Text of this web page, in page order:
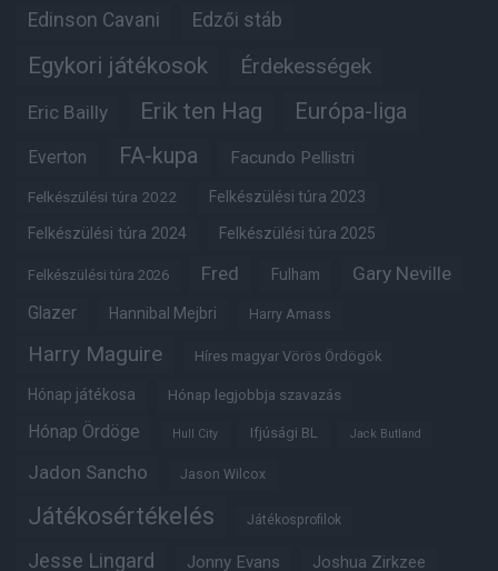
Edinson Cavani Edzői stáb
Egykori játékosok Érdekességek
Eric Bailly Erik ten Hag Európa-liga
Everton FA-kupa Facundo Pellistri
Felkészülési túra 2022 Felkészülési túra 2023
Felkészülési túra 2024 Felkészülési túra 2025
Felkészülési túra 2026 Fred Fulham Gary Neville
Glazer Hannibal Mejbri Harry Amass
Harry Maguire Híres magyar Vörös Ördögök
Hónap játékosa Hónap legjobbja szavazás
Hónap Ördöge Hull City Ifjúsági BL Jack Butland
Jadon Sancho Jason Wilcox
Játékosértékelés Játékosprofilok
Jesse Lingard Jonny Evans Joshua Zirkzee